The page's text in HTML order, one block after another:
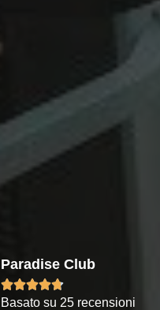
Paradise Club

Basato su 25 recensioni